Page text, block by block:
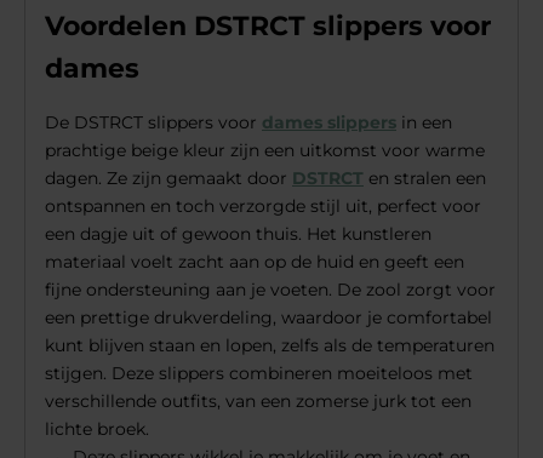
Voordelen DSTRCT slippers voor
dames
De DSTRCT slippers voor dames slippers in een
prachtige beige kleur zijn een uitkomst voor warme
dagen. Ze zijn gemaakt door DSTRCT en stralen een
ontspannen en toch verzorgde stijl uit, perfect voor
een dagje uit of gewoon thuis. Het kunstleren
materiaal voelt zacht aan op de huid en geeft een
fijne ondersteuning aan je voeten. De zool zorgt voor
een prettige drukverdeling, waardoor je comfortabel
kunt blijven staan en lopen, zelfs als de temperaturen
stijgen. Deze slippers combineren moeiteloos met
verschillende outfits, van een zomerse jurk tot een
lichte broek.